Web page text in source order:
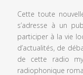
Cette toute
s’adresse à un
participer à la vie
d’actualités, de
de cette radio
radiophonique